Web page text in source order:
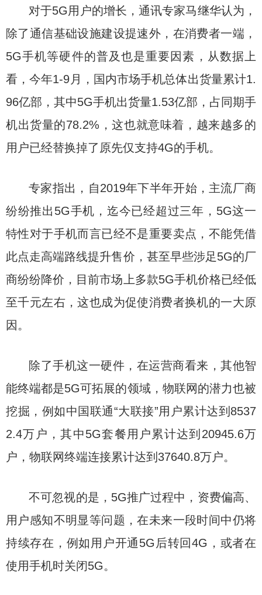
对于5G用户的增长，通讯专家马继华认为，
除了通信基础设施建设提速外，在消费者一端，
5G手机等硬件的普及也是重要因素，从数据上
看，今年1-9月，国内市场手机总体出货量累计1.
96亿部，其中5G手机出货量1.53亿部，占同期手
机出货量的78.2%，这也就意味着，越来越多的
用户已经替换掉了原先仅支持4G的手机。
专家指出，自2019年下半年开始，主流厂商
纷纷推出5G手机，迄今已经超过三年，5G这一
特性对于手机而言已经不是重要卖点，不能凭借
此点走高端路线提升售价，甚至早些涉足5G的厂
商纷纷降价，目前市场上多款5G手机价格已经低
至千元左右，这也成为促使消费者换机的一大原
因。
除了手机这一硬件，在运营商看来，其他智
能终端都是5G可拓展的领域，物联网的潜力也被
挖掘，例如中国联通“大联接”用户累计达到8537
2.4万户，其中5G套餐用户累计达到20945.6万
户，物联网终端连接累计达到37640.8万户。
不可忽视的是，5G推广过程中，资费偏高、
用户感知不明显等问题，在未来一段时间中仍将
持续存在，例如用户开通5G后转回4G，或者在
使用手机时关闭5G。